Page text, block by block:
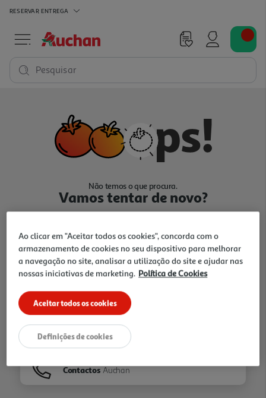
RESERVAR ENTREGA
Pesquisar
Não temos o que procura.
Vamos tentar de novo?
Ir para Homepage
Folhetos
Contactos Auchan
Ao clicar em "Aceitar todos os cookies", concorda com o
armazenamento de cookies no seu dispositivo para melhorar
a navegação no site, analisar a utilização do site e ajudar nas
nossas iniciativas de marketing. Política de Cookies
Aceitar todos os cookies
Definições de cookies